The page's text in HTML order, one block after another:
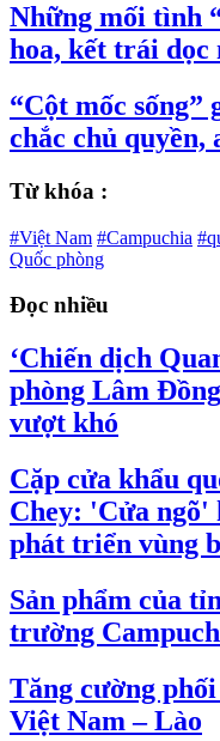
Những mối tình
hoa, kết trái dọc
“Cột mốc sống”
chắc chủ quyền,
Từ khóa :
#Việt Nam #Campuchia
Quốc phòng
Đọc nhiều
‘Chiến dịch
phòng Lâm Đồng
vượt khó
Cặp cửa khẩu
Chey: 'Cửa ngõ'
phát triển vùng
Sản phẩm của
trường
Tăng cường
Việt Nam – Lào